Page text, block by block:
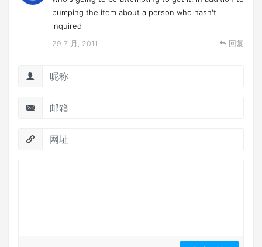
pumping the item about a person who hasn't
inquired
29 7 月, 2011 回复